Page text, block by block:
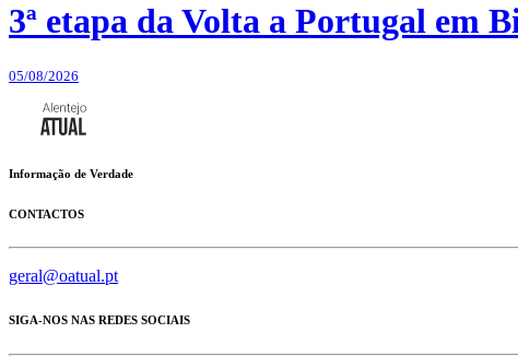
3ª etapa da Volta a Portugal em
05/08/2026
Informação de Verdade
CONTACTOS
geral@oatual.pt
SIGA-NOS NAS REDES SOCIAIS